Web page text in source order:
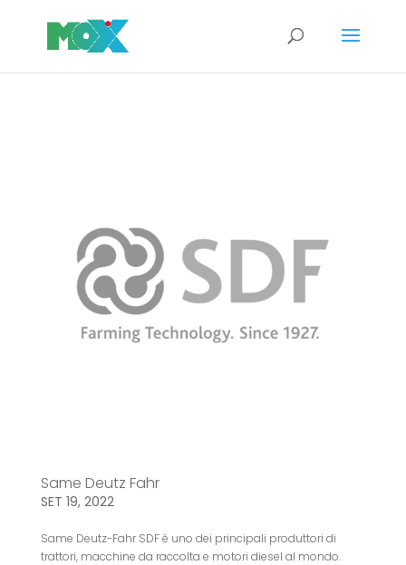
Same Deutz Fahr
SET 19, 2022
Same Deutz-Fahr SDF è uno dei principali produttori di
trattori, macchine da raccolta e motori diesel al mondo.